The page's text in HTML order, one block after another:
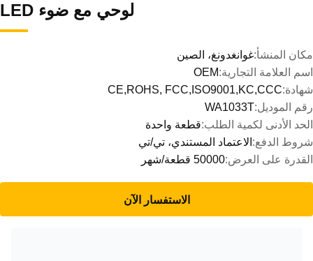
لوحي مع ضوء LED
مكان المنشأ:غوانغدونغ، الصين
اسم العلامة التجارية:OEM
شهادة:CE,ROHS, FCC,ISO9001,KC,CCC
رقم الموديل:WA1033T
الحد الأدنى لكمية الطلب:قطعة واحدة
شروط الدفع: الاعتماد المستندي، تي/تي
القدرة على العرض:50000 قطعة/شهر
الاستفسار الآن